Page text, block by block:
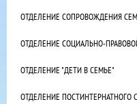
ОТДЕЛЕНИЕ СОПРОВОЖДЕНИЯ
ОТДЕЛЕНИЕ СОЦИАЛЬНО-
ОТДЕЛЕНИЕ "ДЕТИ В СЕМЬЕ"
ОТДЕЛЕНИЕ ПОСТИНТЕРНАТНОГО